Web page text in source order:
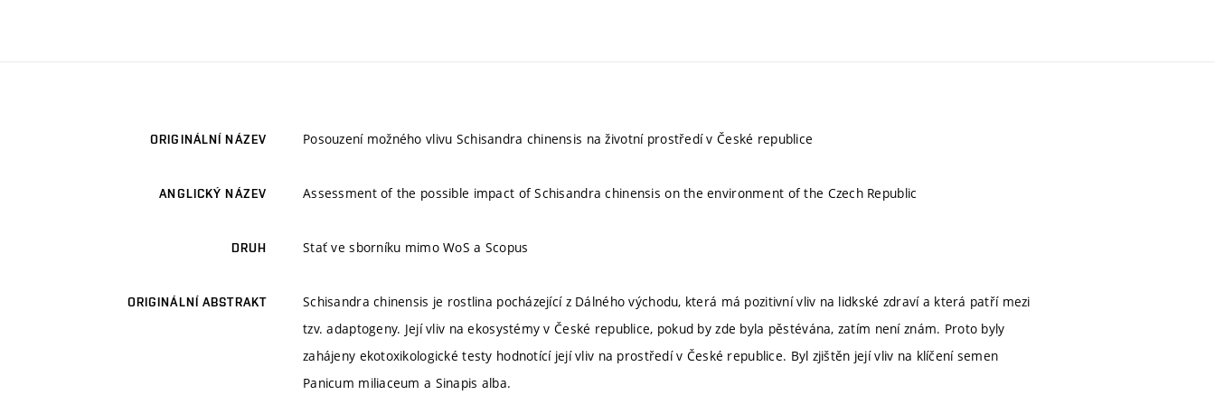
ORIGINÁLNÍ NÁZEV Posouzení možného vlivu Schisandra chinensis na životní prostředí v České republice
ANGLICKÝ NÁZEV Assessment of the possible impact of Schisandra chinensis on the environment of the Czech Republic
DRUH Stať ve sborníku mimo WoS a Scopus
ORIGINÁLNÍ ABSTRAKT
Schisandra chinensis je rostlina pocházející z Dálného východu, která má pozitivní vliv na lidkské zdraví a která patří mezi
tzv. adaptogeny. Její vliv na ekosystémy v České republice, pokud by zde byla pěstévána, zatím není znám. Proto byly
zahájeny ekotoxikologické testy hodnotící její vliv na prostředí v České republice. Byl zjištěn její vliv na klíčení semen
Panicum miliaceum a Sinapis alba.